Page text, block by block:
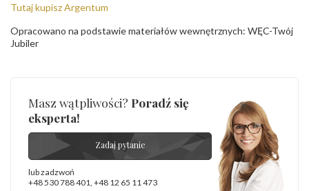
Tutaj kupisz Argentum
Opracowano na podstawie materiałów wewnętrznych: WĘC-Twój
Jubiler
Masz wątpliwości? Poradź się
eksperta!
Zadaj pytanie
lub zadzwoń
+48 530 788 401 +48 12 65 11 473